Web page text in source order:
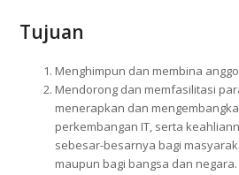
Tujuan
Menghimpun dan membina
Mendorong dan memfasilitasi
menerapkan dan
perkembangan IT, serta
sebesar-besarnya bagi
maupun bagi bangsa dan negara.